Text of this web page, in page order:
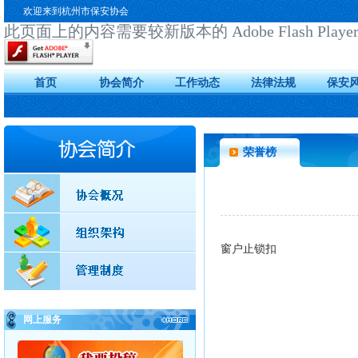
欢迎来到杭州市保安协会
此页面上的内容需要较新版本的 Adobe Flash
首页 协会简介 工作动态 法律法规 保安
网上服务
荣誉榜
窗户止锁扣